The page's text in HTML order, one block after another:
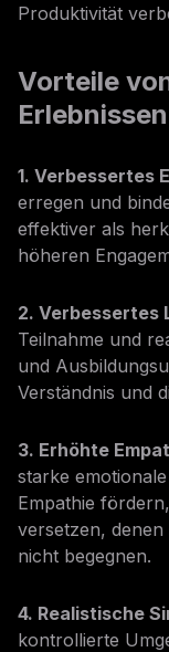
Produktivität
Vorteile
Erlebnissen
1. Verbessertes
erregen und
effektiver als
höheren
2. Verbessertes
Teilnahme und
und
Verständnis und
3. Erhöhte
starke
Empathie
versetzen,
nicht begegnen.
4. Realistische
kontrollierte